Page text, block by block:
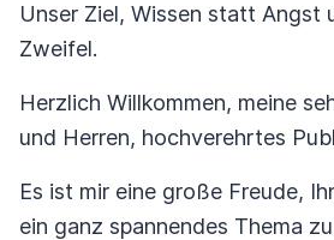
Unser Ziel, Wissen statt Angst
Zweifel.
Herzlich Willkommen, meine
und Herren, hochverehrtes
Es ist mir eine große Freude,
ein ganz spannendes Thema